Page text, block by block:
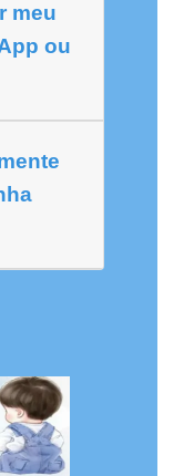
meu
ou